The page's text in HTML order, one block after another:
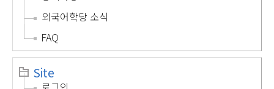
외국어학당 소식
FAQ
Site